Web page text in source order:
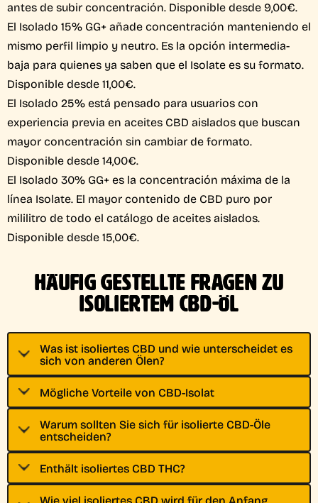
antes de subir concentración. Disponible desde 9,00€.
El Isolado 15% GG+ añade concentración manteniendo el
mismo perfil limpio y neutro. Es la opción intermedia-
baja para quienes ya saben que el Isolate es su formato.
Disponible desde 11,00€.
El Isolado 25% está pensado para usuarios con
experiencia previa en aceites CBD aislados que buscan
mayor concentración sin cambiar de formato.
Disponible desde 14,00€.
El Isolado 30% GG+ es la concentración máxima de la
línea Isolate. El mayor contenido de CBD puro por
mililitro de todo el catálogo de aceites aislados.
Disponible desde 15,00€.
HÄUFIG GESTELLTE FRAGEN ZU
ISOLIERTEM CBD-ÖL
Was ist isoliertes CBD und wie unterscheidet es
sich von anderen Ölen?
Mögliche Vorteile von CBD-Isolat
Warum sollten Sie sich für isolierte CBD-Öle
entscheiden?
Enthält isoliertes CBD THC?
Wie viel isoliertes CBD wird für den Anfang